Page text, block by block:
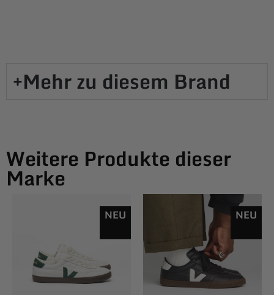
Mehr zu diesem Brand​
Weitere Produkte dieser
Marke
NEU NEU